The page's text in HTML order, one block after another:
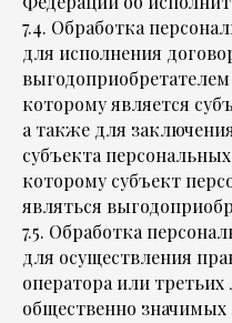
7.4. Обработка
для исполнения
которому является
а также для
субъекта
которому субъект
являться
7.5. Обработка
для осуществления
оператора или
общественно